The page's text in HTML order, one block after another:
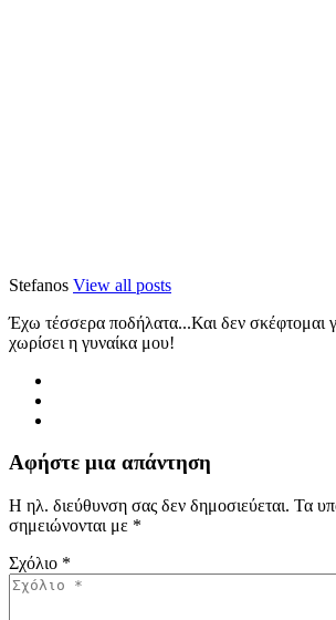
Stefanos View all posts
Έχω τέσσερα ποδήλατα...Και δεν σκέφτομαι
χωρίσει η γυναίκα μου!
Αφήστε μια απάντηση
Η ηλ. διεύθυνση σας δεν δημοσιεύεται. Τα
σημειώνονται με *
Σχόλιο *